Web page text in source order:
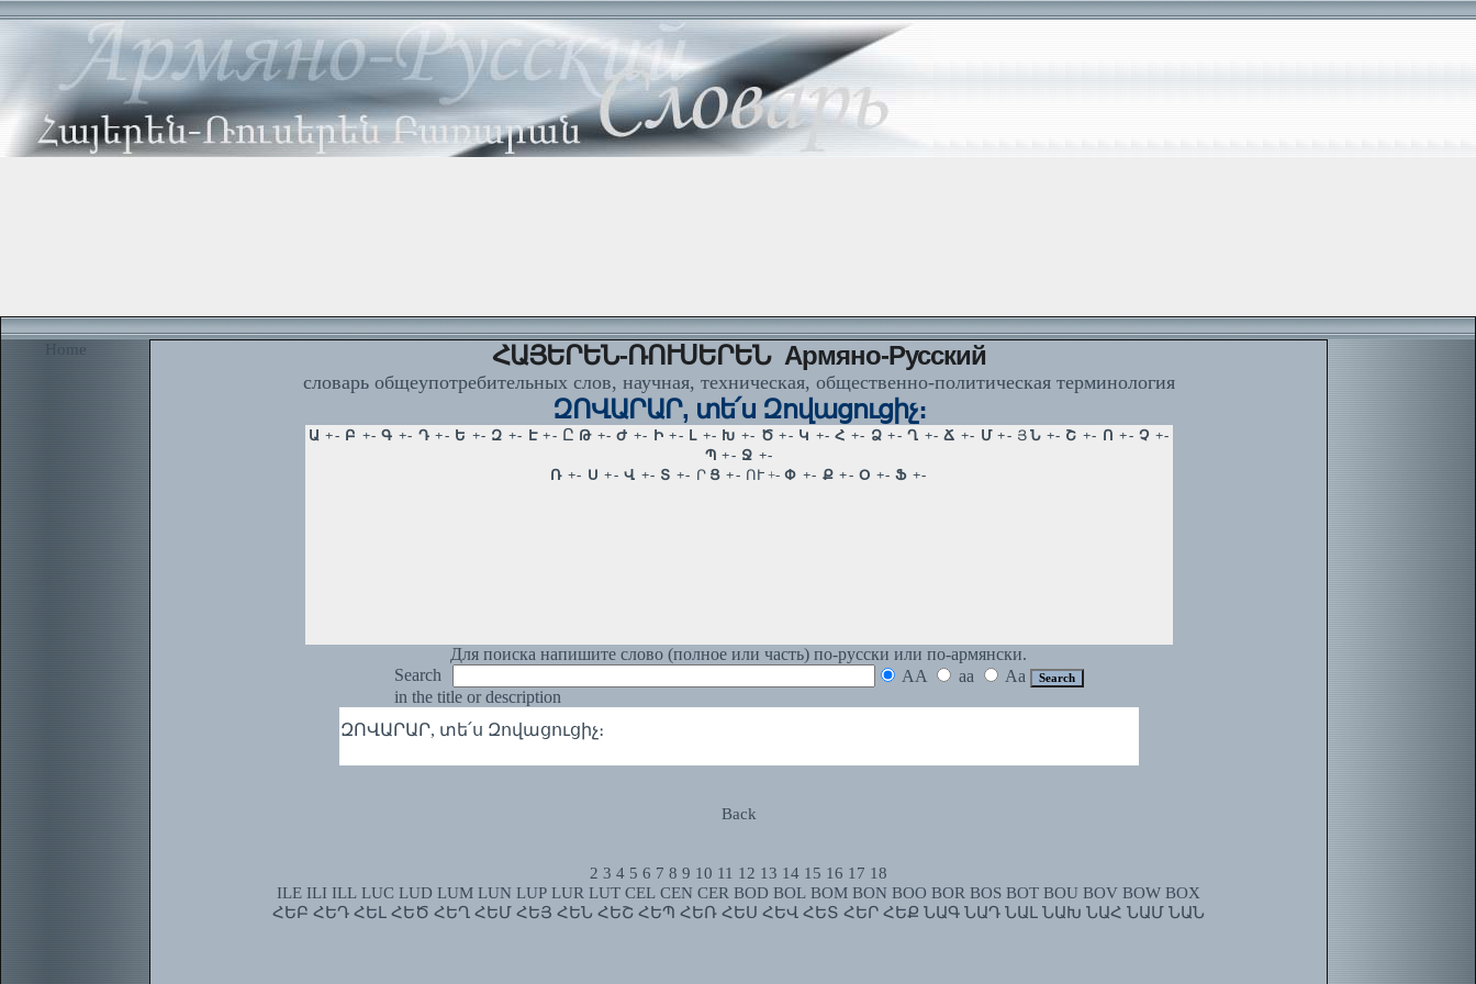
Home ՀԱՅԵՐԵՆ-ՌՈՒՍԵՐԵՆ Армяно-Русский
словарь общеупотребительных слов, научная, техническая, общественно-политическая терминология
ԶՈՎԱՐԱՐ, տե՛ս Զովացուցիչ։
Для поиска напишите слово (полное или часть) по-русски или по-армянски.
Search
AA aa
Aa
in the title or description
ԶՈՎԱՐԱՐ, տե՛ս Զովացուցիչ։
Back
2 3 4 5 6 7 8 9 10 11 12 13 14 15 16 17 18
ILE ILI ILL LUC LUD LUM LUN LUP LUR LUT CEL CEN CER BOD BOL BOM BON BOO BOR BOS BOT BOU BOV BOW BOX
ՀԵԲ ՀԵԴ ՀԵԼ ՀԵԾ ՀԵՂ ՀԵՄ ՀԵՅ ՀԵՆ ՀԵՇ ՀԵՊ ՀԵՌ ՀԵՍ ՀԵՎ ՀԵՏ ՀԵՐ ՀԵՔ ՆԱԳ ՆԱԴ ՆԱԼ ՆԱԽ ՆԱՀ ՆԱՄ ՆԱՆ